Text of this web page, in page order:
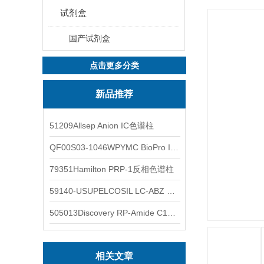
试剂盒
国产试剂盒
点击更多分类
新品推荐
51209Allsep Anion IC色谱柱
79351Hamilton PRP-1反相色谱柱
相关文章